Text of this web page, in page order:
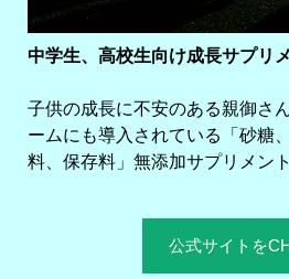
中学生、高校生向け成長サプリ
子供の成長に不安のある親御さ
ームにも導入されている「砂糖
料、保存料」無添加サプリメン
公式サイトを